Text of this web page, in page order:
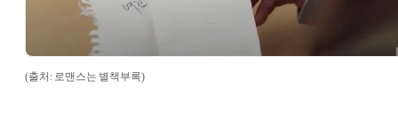
(출처: 로맨스는 별책부록)